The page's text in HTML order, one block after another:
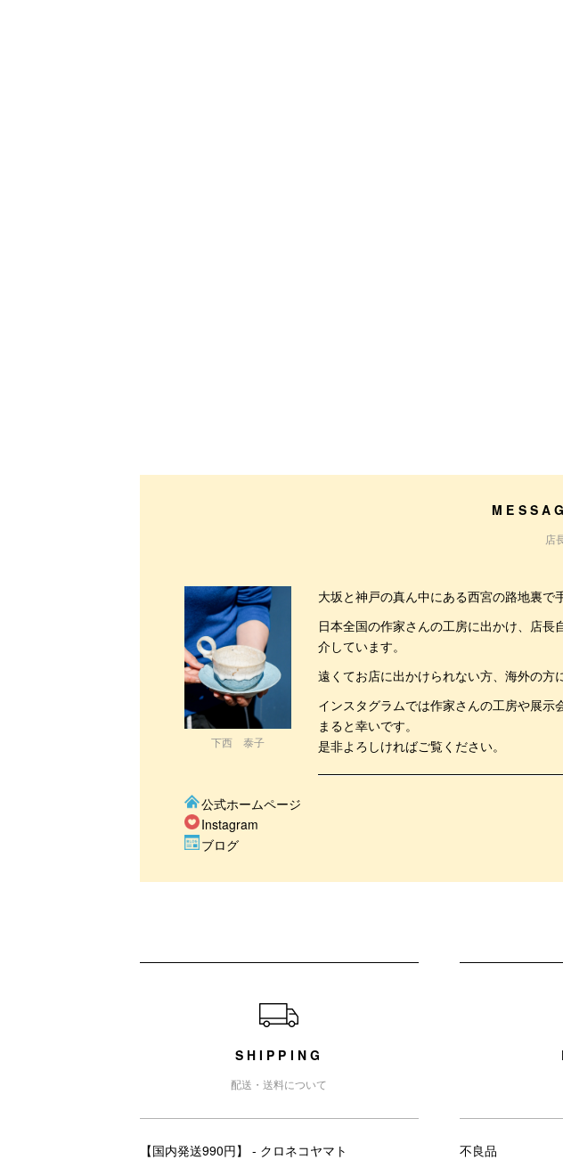
店
下西 泰子
大坂と神戸の真ん中にある西宮の路地裏で
日本全国の作家さんの工房に出かけ、店
介しています。
遠くてお店に出かけられない方、海外の方
インスタグラムでは作家さんの工房や展
まると幸いです。
是非よろしければご覧ください。
公式ホームページ
Instagram
ブログ
SHIPPING
配送・送料について
【国内発送990円】 - クロネコヤマト
不良品